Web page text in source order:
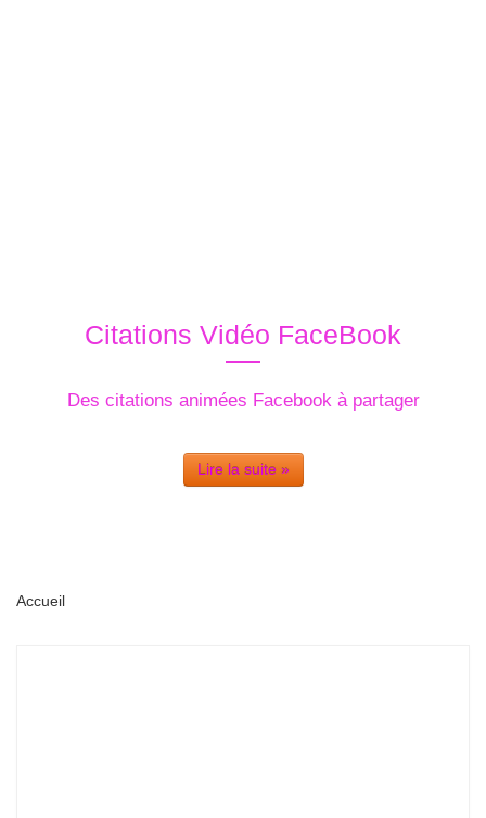
Citations Vidéo FaceBook
Des citations animées Facebook à partager
Lire la suite »
Accueil